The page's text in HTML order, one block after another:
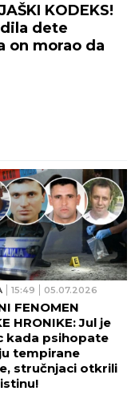
KODEKS!
dete
on morao da
15:49 05.07.2026
FENOMEN
HRONIKE: Jul je
kada psihopate
tempirane
stručnjaci otkrili